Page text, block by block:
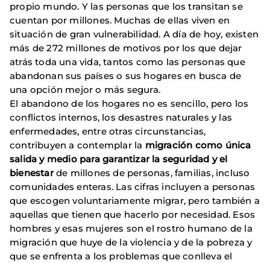
propio mundo. Y las personas que los transitan se
cuentan por millones. Muchas de ellas viven en
situación de gran vulnerabilidad. A día de hoy, existen
más de 272 millones de motivos por los que dejar
atrás toda una vida, tantos como las personas que
abandonan sus países o sus hogares en busca de
una opción mejor o más segura.
El abandono de los hogares no es sencillo, pero los
conflictos internos, los desastres naturales y las
enfermedades, entre otras circunstancias,
contribuyen a contemplar la migración como única
salida y medio para garantizar la seguridad y el
bienestarde millones de personas, familias, incluso
comunidades enteras. Las cifras incluyen a personas
que escogen voluntariamente migrar, pero también a
aquellas que tienen que hacerlo por necesidad. Esos
hombres y esas mujeres son el rostro humano de la
migración que huye de la violencia y de la pobreza y
que se enfrenta a los problemas que conlleva el